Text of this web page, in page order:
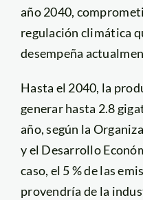
año 2040,
regulación climática
desempeña
Hasta el 2040, la
generar hasta 2.8
año, según la
y el Desarrollo
caso, el 5 % de las
provendría de la